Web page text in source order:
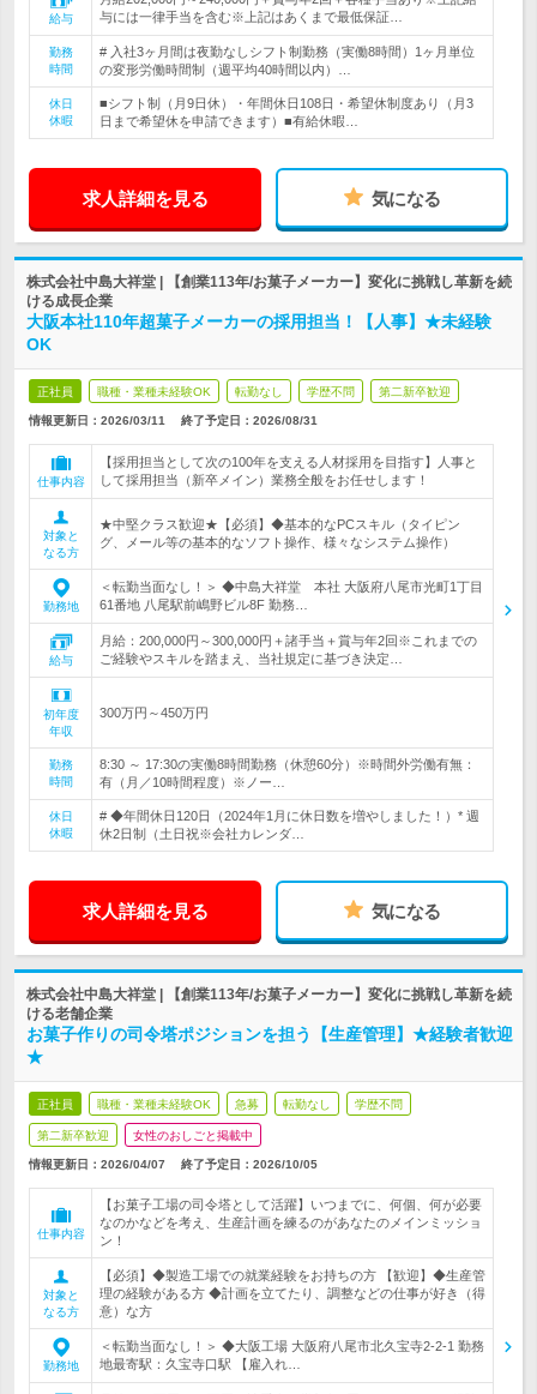
給与
与には一律手当を含む※上記はあくまで最低保証…
勤務
時間
# 入社3ヶ月間は夜勤なしシフト制勤務（実働8時間）1ヶ月単位
の変形労働時間制（週平均40時間以内）…
休日
休暇
■シフト制（月9日休）・年間休日108日・希望休制度あり（月3
日まで希望休を申請できます）■有給休暇…
求人詳細を見る 気になる
株式会社中島大祥堂 | 【創業113年/お菓子メーカー】変化に挑戦し革新を続
ける成長企業
大阪本社110年超菓子メーカーの採用担当！【人事】★未経験
OK
正社員 職種・業種未経験OK 転勤なし 学歴不問 第二新卒歓迎
情報更新日：2026/03/11 終了予定日： 2026/08/31
仕事内容
【採用担当として次の100年を支える人材採用を目指す】人事と
して採用担当（新卒メイン）業務全般をお任せします！
対象と
なる方
★中堅クラス歓迎★【必須】◆基本的なPCスキル（タイピン
グ、メール等の基本的なソフト操作、様々なシステム操作）
勤務地
＜転勤当面なし！＞ ◆中島大祥堂 本社 大阪府八尾市光町1丁目
61番地 八尾駅前嶋野ビル8F 勤務…
給与
月給：200,000円～300,000円＋諸手当＋賞与年2回※これまでの
ご経験やスキルを踏まえ、当社規定に基づき決定…
初年度
年収
300万円～450万円
勤務
時間
8:30 ～ 17:30の実働8時間勤務（休憩60分）※時間外労働有無：
有（月／10時間程度）※ノー…
休日
休暇
# ◆年間休日120日（2024年1月に休日数を増やしました！）* 週
休2日制（土日祝※会社カレンダ…
求人詳細を見る 気になる
株式会社中島大祥堂 | 【創業113年/お菓子メーカー】変化に挑戦し革新を続
ける老舗企業
お菓子作りの司令塔ポジションを担う【生産管理】★経験者歓迎
★
正社員 職種・業種未経験OK 急募 転勤なし 学歴不問
第二新卒歓迎 女性のおしごと掲載中
情報更新日：2026/04/07 終了予定日： 2026/10/05
仕事内容
【お菓子工場の司令塔として活躍】いつまでに、何個、何が必要
なのかなどを考え、生産計画を練るのがあなたのメインミッショ
ン！
対象と
なる方
【必須】◆製造工場での就業経験をお持ちの方 【歓迎】◆生産管
理の経験がある方 ◆計画を立てたり、調整などの仕事が好き（得
意）な方
勤務地
＜転勤当面なし！＞ ◆大阪工場 大阪府八尾市北久宝寺2-2-1 勤務
地最寄駅：久宝寺口駅 【雇入れ…